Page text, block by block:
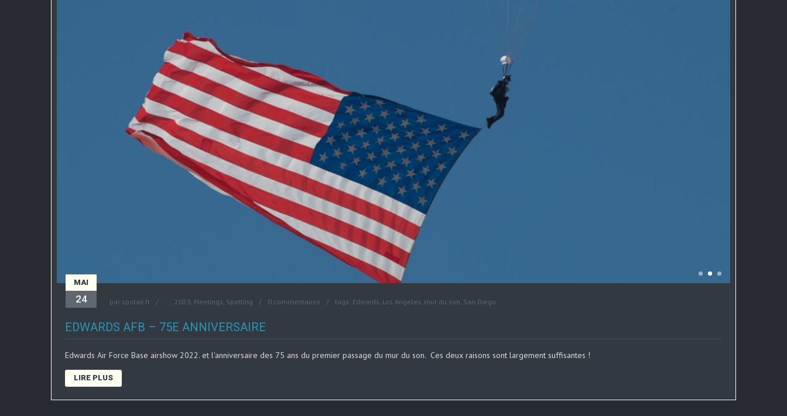
MAI
24 par spotair.fr 2023 Meetings Spotting 0 commentaires tags: Edwards Los Angeles mur du son San Diego
EDWARDS AFB – 75E ANNIVERSAIRE
Edwards Air Force Base airshow 2022. et l'anniversaire des 75 ans du premier passage du mur du son. Ces deux raisons sont largement suffisantes !
LIRE PLUS